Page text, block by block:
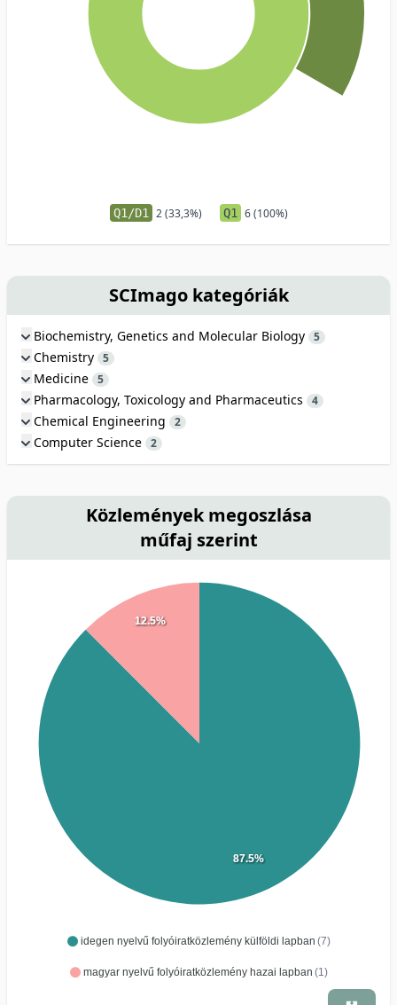
Q1/D1 2 (33,3%) Q1 6 (100%)
SCImago kategóriák
Biochemistry, Genetics and Molecular Biology 5
Chemistry 5
Medicine 5
Pharmacology, Toxicology and Pharmaceutics 4
Chemical Engineering 2
Computer Science 2
Közlemények megoszlása
műfaj szerint
idegen nyelvű folyóiratközlemény külföldi lapban (7)
magyar nyelvű folyóiratközlemény hazai lapban (1)
87.5%
12.5%